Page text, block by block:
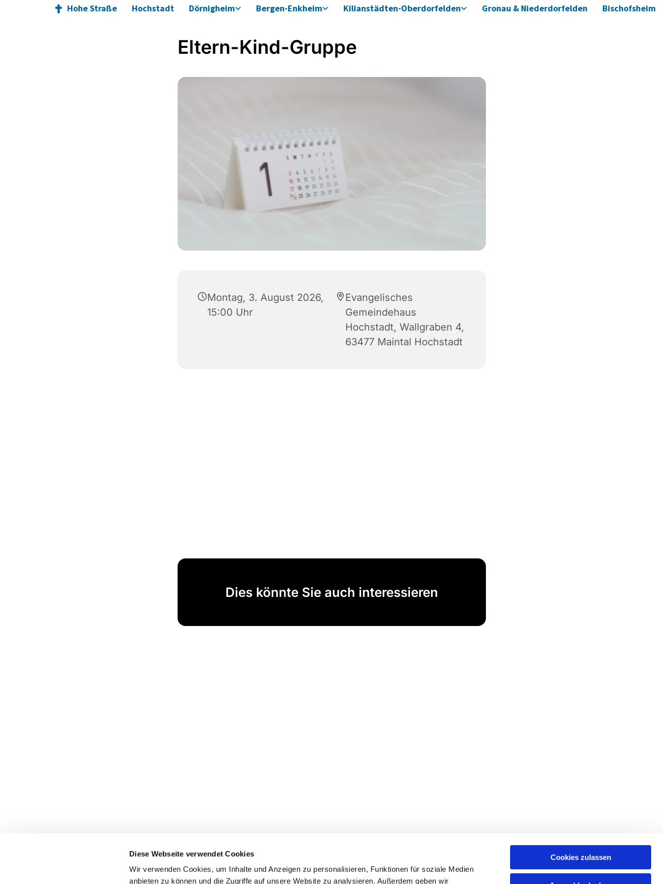
Diese Webseite verwendet Cookies
Wir verwenden Cookies, um Inhalte und Anzeigen zu personalisieren, Funktionen für soziale Medien
anbieten zu können und die Zugriffe auf unsere Website zu analysieren. Außerdem geben wir
Cookies zulassen
Hohe Straße Hochstadt Dörnigheim Bergen-Enkheim Kilianstädten-Oberdorfelden Gronau & Niederdorfelden Bischofsheim
Eltern-Kind-Gruppe
Montag, 3. August 2026,
15:00 Uhr
Evangelisches
Gemeindehaus
Hochstadt, Wallgraben 4,
63477 Maintal Hochstadt
Dies könnte Sie auch interessieren